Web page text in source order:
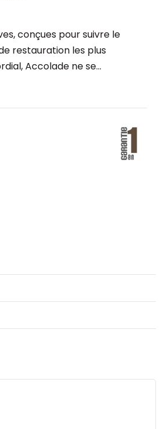
conçues pour suivre le
restauration les plus
Accolade ne se...